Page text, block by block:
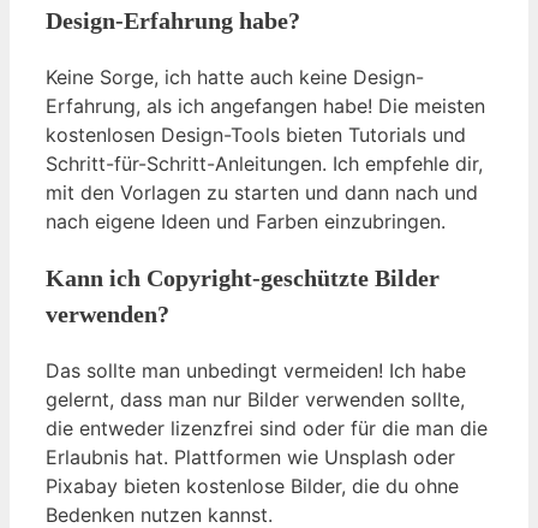
Design-Erfahrung habe?
Keine Sorge, ich hatte auch keine Design-
Erfahrung, als ich angefangen habe! Die meisten
kostenlosen Design-Tools bieten Tutorials und
Schritt-für-Schritt-Anleitungen. Ich empfehle dir,
mit den Vorlagen zu starten und dann nach und
nach eigene Ideen und Farben einzubringen.
Kann ich Copyright-geschützte Bilder
verwenden?
Das sollte man unbedingt vermeiden! Ich habe
gelernt, dass man nur Bilder verwenden sollte,
die entweder lizenzfrei sind oder für die man die
Erlaubnis hat. Plattformen wie Unsplash oder
Pixabay bieten kostenlose Bilder, die du ohne
Bedenken nutzen kannst.